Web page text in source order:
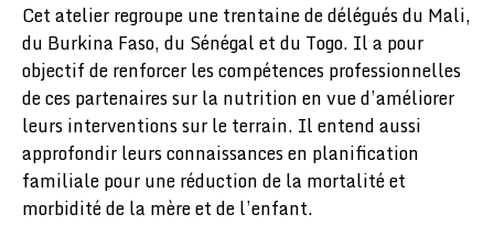
Cet atelier regroupe une trentaine de délégués du Mali,
du Burkina Faso, du Sénégal et du Togo. Il a pour
objectif de renforcer les compétences professionnelles
de ces partenaires sur la nutrition en vue d’améliorer
leurs interventions sur le terrain. Il entend aussi
approfondir leurs connaissances en planification
familiale pour une réduction de la mortalité et
morbidité de la mère et de l’enfant.